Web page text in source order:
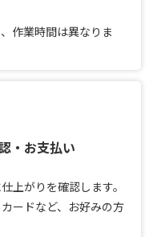
作業時間は異なりま
・お支払い
上がりを確認します。
ードなど、お好みの方